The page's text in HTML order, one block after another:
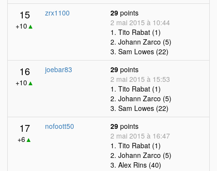
15
+10 ▲
zrx1100 29 points
2 mai 2015 à 10:44
1. Tito Rabat (1)
2. Johann Zarco (5)
3. Sam Lowes (22)
16
+10 ▲
joebar83 29 points
2 mai 2015 à 15:53
1. Tito Rabat (1)
2. Johann Zarco (5)
3. Sam Lowes (22)
17
+6▲
nofoott50 29 points
2 mai 2015 à 16:47
1. Tito Rabat (1)
2. Johann Zarco (5)
3. Alex Rins (40)